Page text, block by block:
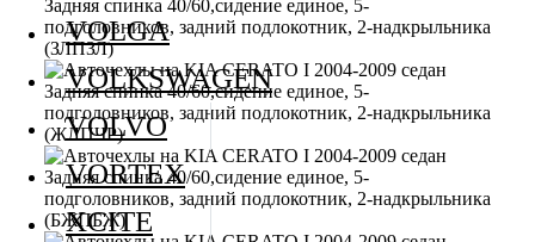
VOLGA
VOLKSWAGEN
VOLVO
VORTEX
XCITE